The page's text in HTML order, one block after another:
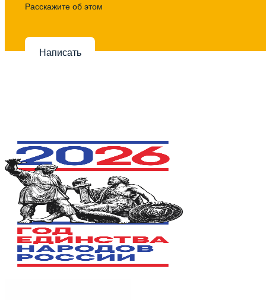
Расскажите об этом
Написать